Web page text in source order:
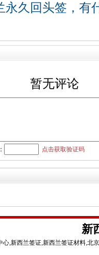
永久回头签，有
暂无评论
点击获取验证码
新
心,新西兰签证,新西兰签证材料,北